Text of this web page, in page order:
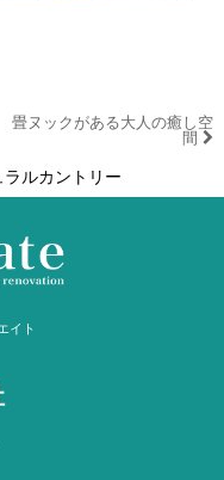
畳ヌックがある大人の癒し空
間
ラルカントリー
イト